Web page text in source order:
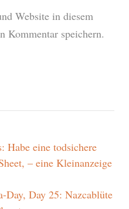
Website in diesem
Kommentar speichern.
Habe eine todsichere
– eine Kleinanzeige
Day, Day 25: Nazcablüte